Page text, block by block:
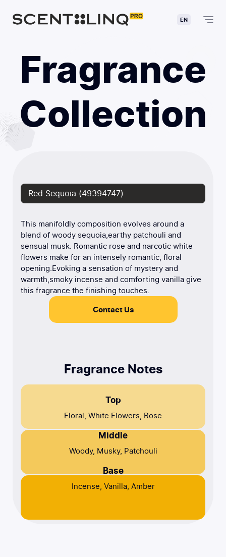
EN
Fragrance
Collection
Red Sequoia (49394747)
This manifoldly composition evolves around a
blend of woody sequoia,earthy patchouli and
sensual musk. Romantic rose and narcotic white
flowers make for an intensely romantic, floral
opening.Evoking a sensation of mystery and
warmth,smoky incense and comforting vanilla give
this fragrance the finishing touches.
Contact Us
Fragrance Notes
Top
Floral, White Flowers, Rose
Middle
Woody, Musky, Patchouli
Base
Incense, Vanilla, Amber